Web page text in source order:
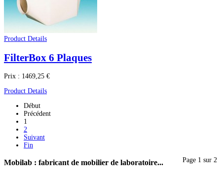
Product Details
FilterBox 6 Plaques
Prix : 1469,25 €
Product Details
Début
Précédent
1
2
Suivant
Fin
Page 1 sur 2
Mobilab : fabricant de mobilier de laboratoire...